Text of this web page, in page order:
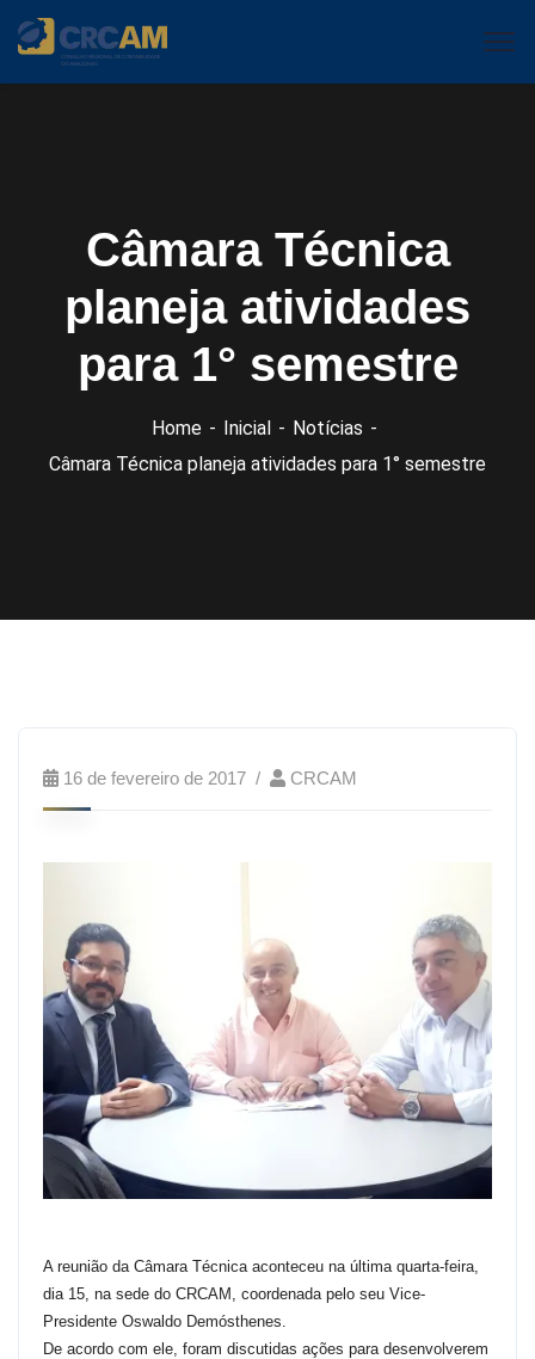
Câmara Técnica
planeja atividades
para 1° semestre
Home Inicial
Notícias
Câmara Técnica planeja atividades para 1° semestre
16 de fevereiro de 2017 CRCAM
A reunião da Câmara Técnica aconteceu na última quarta-feira,
dia 15, na sede do CRCAM, coordenada pelo seu Vice-
Presidente Oswaldo Demósthenes.
De acordo com ele, foram discutidas ações para desenvolverem